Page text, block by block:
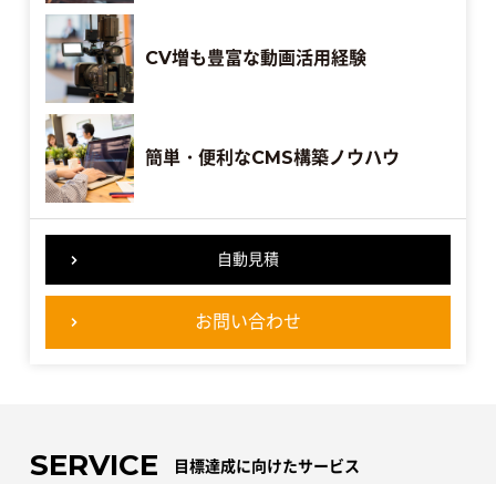
CV増も豊富な動画活用経験
簡単・便利なCMS構築ノウハウ
自動見積
お問い合わせ
SERVICE 目標達成に向けたサービス